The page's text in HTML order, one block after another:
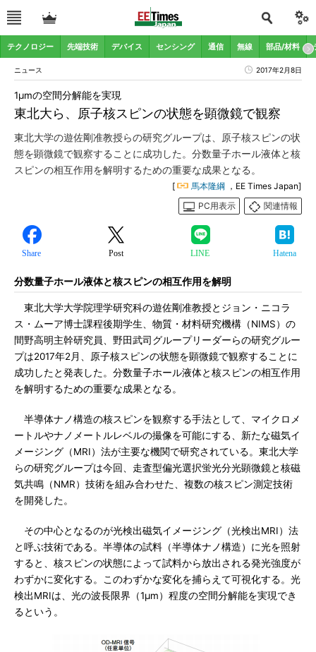
テクノロジー 先端技術 デバイス センシング 通信 無線 部品/材料
ニュース 2017年2月8日
東北大ら、原子核スピンの状態を顕微鏡で観察
1μmの空間分解能を実現
東北大学の遊佐剛准教授らの研究グループは、原子核スピンの状
態を顕微鏡で観察することに成功した。分数量子ホール液体と核
スピンの相互作用を解明するための重要な成果となる。
[ 馬本隆綱 ，EE Times Japan]
PC用表示
関連情報
Share Post LINE Hatena
分数量子ホール液体と核スピンの相互作用を解明
東北大学大学院理学研究科の遊佐剛准教授とジョン・ニコラ
ス・ムーア博士課程後期学生、物質・材料研究機構（NIMS）の
間野高明主幹研究員、野田武司グループリーダーらの研究グルー
プは2017年2月、原子核スピンの状態を顕微鏡で観察することに
成功したと発表した。分数量子ホール液体と核スピンの相互作用
を解明するための重要な成果となる。
半導体ナノ構造の核スピンを観察する手法として、マイクロメ
ートルやナノメートルレベルの撮像を可能にする、新たな磁気イ
メージング（MRI）法が主要な機関で研究されている。東北大学
らの研究グループは今回、走査型偏光選択蛍光分光顕微鏡と核磁
気共鳴（NMR）技術を組み合わせた、複数の核スピン測定技術
を開発した。
その中心となるのが光検出磁気イメージング（光検出MRI）法
と呼ぶ技術である。半導体の試料（半導体ナノ構造）に光を照射
すると、核スピンの状態によって試料から放出される発光強度が
わずかに変化する。このわずかな変化を捕らえて可視化する。光
検出MRIは、光の波長限界（1μm）程度の空間分解能を実現でき
るという。